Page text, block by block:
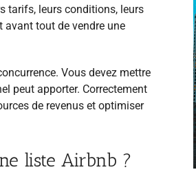
tarifs, leurs conditions, leurs
avant tout de vendre une
Vous devez mettre
peut apporter. Correctement
de revenus et optimiser
liste Airbnb ?